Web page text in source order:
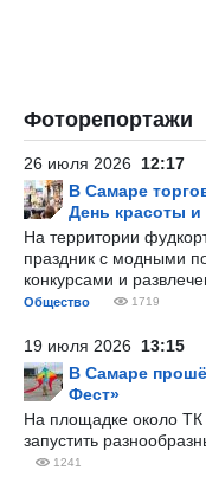
Фоторепортажи
26 июля 2026 12:17
В Самаре
День красоты
На территории
праздник с модными
конкурсами и
Общество 1719
19 июля 2026 13:15
В Самаре
Фест»
На площадке около
запустить
1241